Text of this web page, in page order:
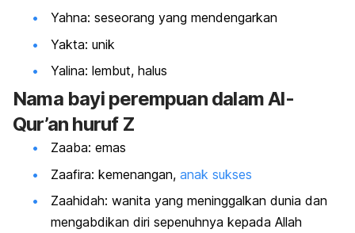
Yahna: seseorang yang mendengarkan
Yakta: unik
Yalina: lembut, halus
Nama bayi perempuan dalam Al-
Qur’an huruf Z
Zaaba: emas
Zaafira: kemenangan, anak sukses
Zaahidah: wanita yang meninggalkan dunia dan
mengabdikan diri sepenuhnya kepada Allah